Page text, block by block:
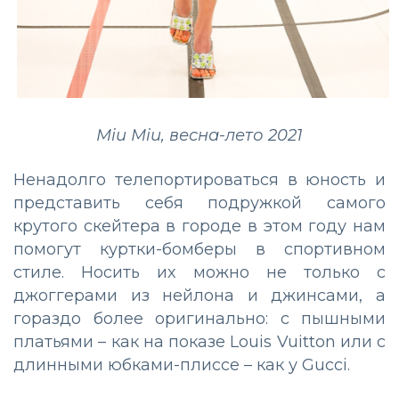
Miu Miu, весна-лето 2021
Ненадолго телепортироваться в юность и
представить себя подружкой самого
крутого скейтера в городе в этом году нам
помогут куртки-бомберы в спортивном
стиле. Носить их можно не только с
джоггерами из нейлона и джинсами, а
гораздо более оригинально: с пышными
платьями – как на показе Louis Vuitton или с
длинными юбками-плиссе – как у Gucci.